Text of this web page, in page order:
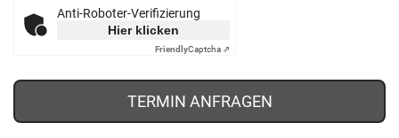
Anti-Roboter-Verifizierung
Hier klicken
FriendlyCaptcha ⇗
TERMIN ANFRAGEN